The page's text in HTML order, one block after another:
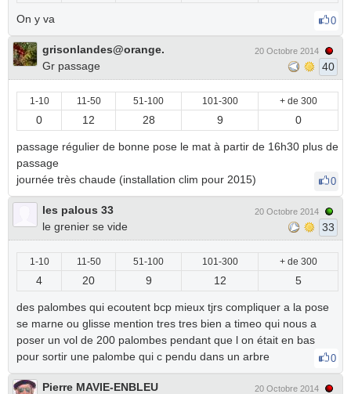
On y va 0
grisonlandes@orange.
Gr passage
20 Octobre 2014
40
1-10 11-50 51-100 101-300 + de 300
0 12 28 9 0
passage régulier de bonne pose le mat à partir de 16h30 plus de
passage
journée très chaude (installation clim pour 2015)
0
les palous 33
le grenier se vide
20 Octobre 2014
33
1-10 11-50 51-100 101-300 + de 300
4 20 9 12 5
des palombes qui ecoutent bcp mieux tjrs compliquer a la pose
se marne ou glisse mention tres tres bien a timeo qui nous a
poser un vol de 200 palombes pendant que l on était en bas
pour sortir une palombe qui c pendu dans un arbre
0
Pierre MAVIE-ENBLEU
20 Octobre 2014